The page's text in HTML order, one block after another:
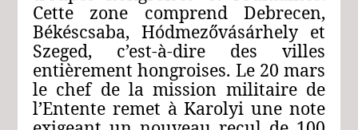
Cette zone comprend Debrecen,
Békéscsaba, Hódmezővásárhely et
Szeged, c’est-à-dire des villes
entièrement hongroises. Le 20 mars
le chef de la mission militaire de
l’Entente remet à Karolyi une note